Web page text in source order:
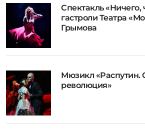
Спектакль «Ничего,
гастроли Театра
Грымова
Мюзикл «Распутин.
революция»